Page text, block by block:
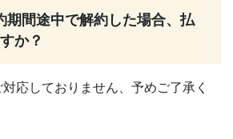
期間途中で解約した場合、払
か？
応しておりません、予めご了承く